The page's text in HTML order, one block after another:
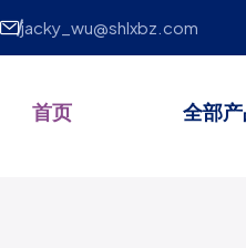
jacky_wu@shlxbz.com
首页 全部